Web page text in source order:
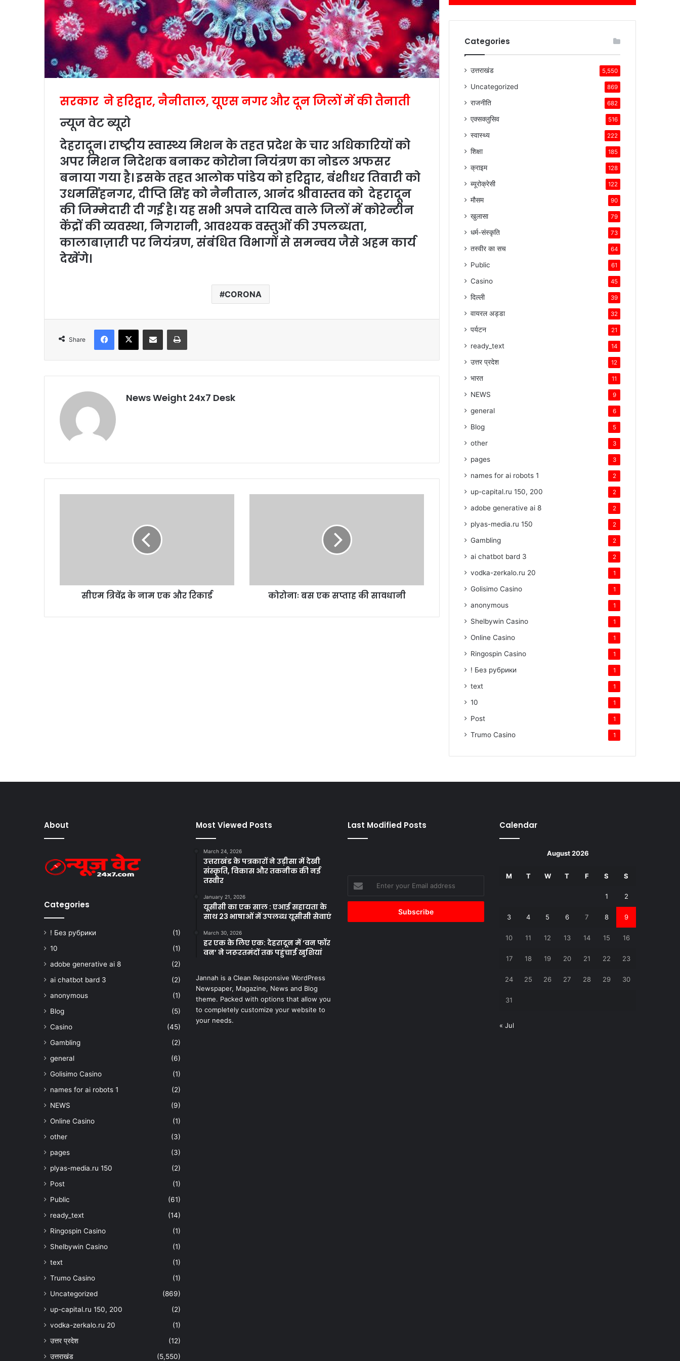
सरकार ने हरिद्वार, नैनीताल, यूएस नगर और दून जिलों में की तैनाती
न्यूज वेट ब्यूरो
देहरादून। राष्ट्रीय स्वास्थ्य मिशन के तहत प्रदेश के चार अधिकारियों को
अपर मिशन निदेशक बनाकर कोरोना नियंत्रण का नोडल अफसर
बनाया गया है। इसके तहत आलोक पांडेय को हरिद्वार, बंशीधर तिवारी को
उधमसिंहनगर, दीप्ति सिंह को नैनीताल, आनंद श्रीवास्तव को देहरादून
की जिम्मेदारी दी गई है। यह सभी अपने दायित्व वाले जिलों में कोरेन्टीन
केंद्रों की व्यवस्था, निगरानी, आवश्यक वस्तुओं की उपलब्धता,
कालाबाज़ारी पर नियंत्रण, संबंधित विभागों से समन्वय जैसे अहम कार्य
देखेंगे।
CORONA
Share
News Weight 24x7 Desk
म
औ
सीएम त्रिवेंद्र के नाम एक और रिकार्ड
प्ता
सा
कोरोनाः बस एक सप्ताह की सावधानी
Categories
उत्तराखंड 5,550
Uncategorized 869
राजनीति 682
एक्सक्लुसिव 516
स्वास्थ्य 222
शिक्षा 185
क्राइम 128
ब्यूरोक्रेसी 122
मौसम 90
खुलासा 79
धर्म-संस्कृति 73
तस्वीर का सच 64
Public 61
Casino 45
दिल्ली 39
वायरल अड्डा 32
पर्यटन 21
ready_text 14
उत्तर प्रदेश 12
भारत 11
NEWS 9
general 6
Blog 5
other 3
pages 3
names for ai robots 1 2
up-capital.ru 150, 200 2
adobe generative ai 8 2
plyas-media.ru 150 2
Gambling 2
ai chatbot bard 3 2
vodka-zerkalo.ru 20 1
Golisimo Casino 1
anonymous 1
Shelbywin Casino 1
Online Casino 1
Ringospin Casino 1
! Без рубрики 1
text 1
10 1
Post 1
Trumo Casino 1
About
Categories
! Без рубрики
(1)
10
(1)
adobe generative ai 8
(2)
ai chatbot bard 3
(2)
anonymous
(1)
Blog
(5)
Casino
(45)
Gambling
(2)
general
(6)
Golisimo Casino
(1)
names for ai robots 1
(2)
NEWS
(9)
Online Casino
(1)
other
(3)
pages
(3)
plyas-media.ru 150
(2)
Post
(1)
Public
(61)
ready_text
(14)
Ringospin Casino
(1)
Shelbywin Casino
(1)
text
(1)
Trumo Casino
(1)
Uncategorized
(869)
up-capital.ru 150, 200
(2)
vodka-zerkalo.ru 20
(1)
उत्तर प्रदेश
(12)
उत्तराखंड
(5,550)
Most Viewed Posts
March 24, 2026
उत्तराखंड के पत्रकारों ने उड़ीसा में देखी
संस्कृति, विकास और तकनीक की नई
तस्वीर
January 21, 2026
यूसीसी का एक साल : एआई सहायता के
साथ 23 भाषाओं में उपलब्ध यूसीसी सेवाएं
March 30, 2026
हर एक के लिए एक: देहरादून में ‘वन फॉर
वन’ ने जरूरतमंदों तक पहुंचाई खुशियां
Jannah is a Clean Responsive WordPress
Newspaper, Magazine, News and Blog
theme. Packed with options that allow you
to completely customize your website to
your needs.
Last Modified Posts
your
Email
Calendar
August 2026
M T W T F S S
1 2
3 4 5 6 7 8 9
10 11 12 13 14 15 16
17 18 19 20 21 22 23
24 25 26 27 28 29 30
31
« Jul